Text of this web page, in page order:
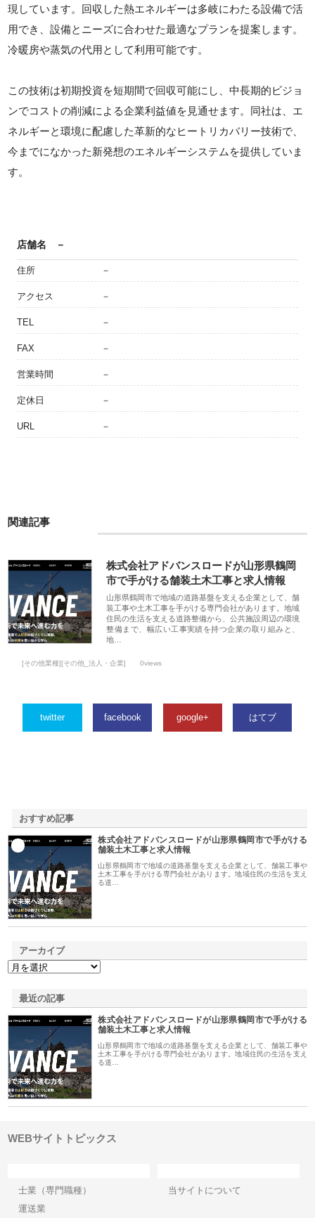
現しています。回収した熱エネルギーは多岐にわたる設備で活
用でき、設備とニーズに合わせた最適なプランを提案します。
冷暖房や蒸気の代用として利用可能です。
この技術は初期投資を短期間で回収可能にし、中長期的ビジョ
ンでコストの削減による企業利益値を見通せます。同社は、エ
ネルギーと環境に配慮した革新的なヒートリカバリー技術で、
今までになかった新発想のエネルギーシステムを提供していま
す。
店舗名 －
住所 －
アクセス －
TEL －
FAX －
営業時間 －
定休日 －
URL －
関連記事
株式会社アドバンスロードが山形県鶴岡
市で手がける舗装土木工事と求人情報
山形県鶴岡市で地域の道路基盤を支える企業として、舗
装工事や土木工事を手がける専門会社があります。地域
住民の生活を支える道路整備から、公共施設周辺の環境
整備まで、幅広い工事実績を持つ企業の取り組みと、
地…
[その他業種][その他_法人・企業] 0views
twitter facebook google+ はてブ
おすすめ記事
株式会社アドバンスロードが山形県鶴岡市で手がける
舗装土木工事と求人情報
山形県鶴岡市で地域の道路基盤を支える企業として、舗装工事や
土木工事を手がける専門会社があります。地域住民の生活を支え
る道…
アーカイブ
最近の記事
株式会社アドバンスロードが山形県鶴岡市で手がける
舗装土木工事と求人情報
山形県鶴岡市で地域の道路基盤を支える企業として、舗装工事や
土木工事を手がける専門会社があります。地域住民の生活を支え
る道…
WEBサイトトピックス
士業（専門職種）
運送業
当サイトについて